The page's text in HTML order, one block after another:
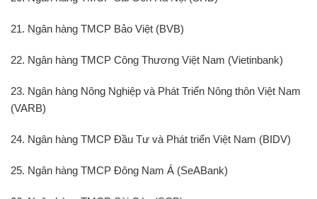
21. Ngân hàng TMCP Bảo Việt (BVB)
22. Ngân hàng TMCP Công Thương Việt Nam (Vietinbank)
23. Ngân hàng Nông Nghiệp và Phát Triển Nông thôn Việt Nam
(VARB)
24. Ngân hàng TMCP Đầu Tư và Phát triển Việt Nam (BIDV)
25. Ngân hàng TMCP Đông Nam Á (SeABank)